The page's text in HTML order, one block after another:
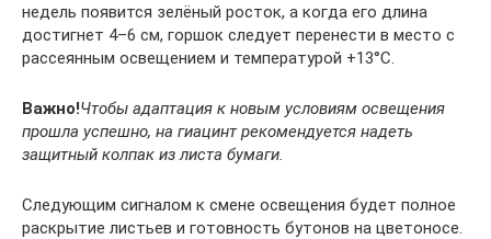
недель появится зелёный росток, а когда его длина
достигнет 4–6 см, горшок следует перенести в место с
рассеянным освещением и температурой +13°C.
Важно!Чтобы адаптация к новым условиям освещения
прошла успешно, на гиацинт рекомендуется надеть
защитный колпак из листа бумаги.
Следующим сигналом к смене освещения будет полное
раскрытие листьев и готовность бутонов на цветоносе.